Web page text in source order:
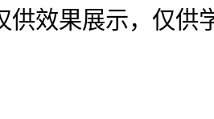
供效果展示，仅供